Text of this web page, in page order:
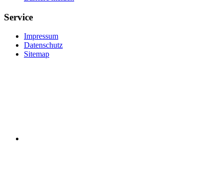
Service
Impressum
Datenschutz
Sitemap